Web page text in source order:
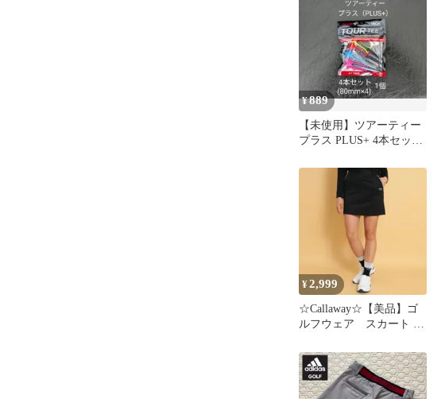
¥889
【未使用】ツアーティー
プラス PLUS+ 4本セット
¥2,999
☆Callaway☆【美品】ゴ
ルフウェア スカート ネ